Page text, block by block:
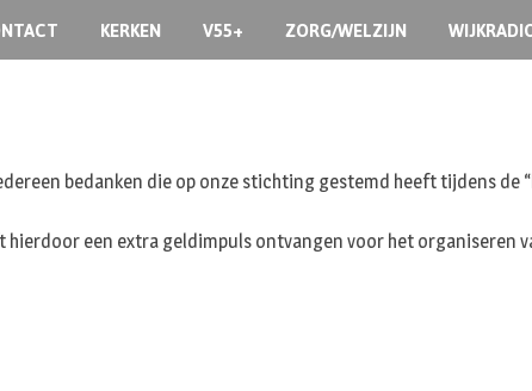
KERKEN V55+ ZORG/WELZIJN
bedanken die op onze stichting gestemd heeft tijdens de
een extra geldimpuls ontvangen voor het organiseren